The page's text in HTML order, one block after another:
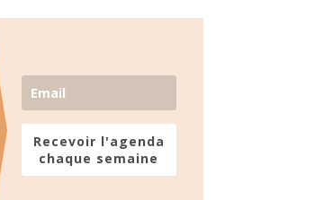
Recevoir l'agenda
chaque semaine